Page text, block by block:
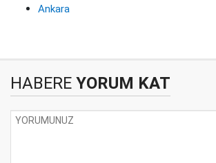
Ankara
HABERE YORUM KAT